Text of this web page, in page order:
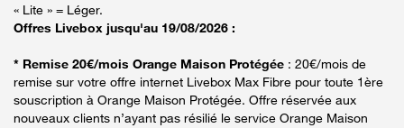
« Lite » = Léger.
Offres Livebox jusqu'au 19/08/2026 :
* Remise 20€/mois Orange Maison Protégée : 20€/mois de
remise sur votre offre internet Livebox Max Fibre pour toute 1ère
souscription à Orange Maison Protégée. Offre réservée aux
nouveaux clients n’ayant pas résilié le service Orange Maison